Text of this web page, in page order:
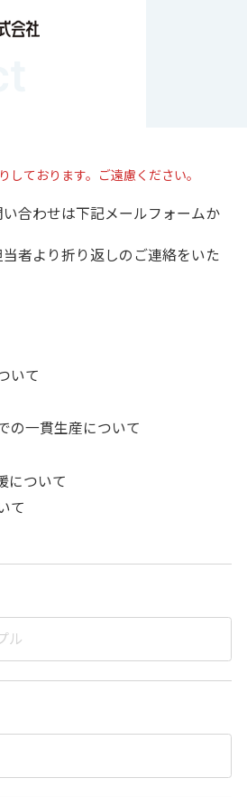
しております。ご遠慮ください。
合わせは下記メールフォームか
者より折り返しのご連絡をいた
いて
の一貫生産について
について
て